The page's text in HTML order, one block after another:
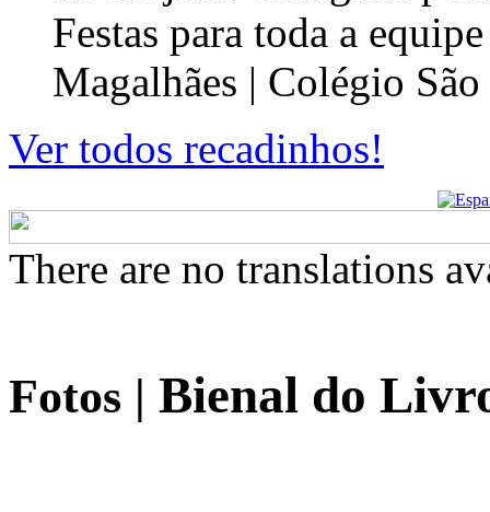
Festas para toda a
Magalhães | Colégio
Ver todos recadinhos!
There are no translations
Fotos | Bienal do